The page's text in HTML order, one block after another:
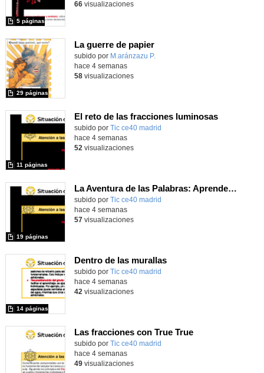
5 páginas
66visualizaciones
La guerre de papier
Contenido educativo.
subido por M.aránzazu P.
29 páginas
hace 4 semanas
58visualizaciones
El reto de las fracciones luminosas
subido por Tic ce40 madrid
11 páginas
hace 4 semanas
52 visualizaciones
La Aventura de las Palabras: Aprende con Scratch
subido por Tic ce40 madrid
19 páginas
hace 4 semanas
57 visualizaciones
Dentro de las murallas
subido por Tic ce40 madrid
14 páginas
hace 4 semanas
42 visualizaciones
Las fracciones con True True
subido por Tic ce40 madrid
hace 4 semanas
49visualizaciones